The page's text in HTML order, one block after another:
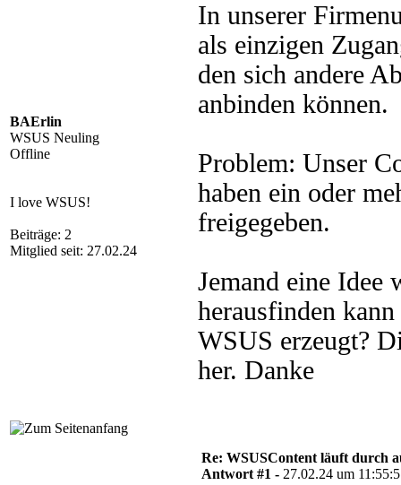
BAErlin
WSUS Neuling
Offline
I love WSUS!
Beiträge: 2
Mitglied seit: 27.02.24
In unserer
als einzigen
den sich andere
anbinden können.
Problem: Unser
haben ein oder
freigegeben.
Jemand eine
herausfinden
WSUS erzeugt?
her. Danke
Re: WSUSContent läuft durch
Antwort #1 - 27.02.24 um